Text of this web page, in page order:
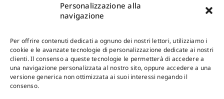
Personalizzazione alla
navigazione
Per offrire contenuti dedicati a ognuno dei nostri lettori, utilizziamo i
cookie e le avanzate tecnologie di personalizzazione dedicate ai nostri
clienti. Il consenso a queste tecnologie le permetterà di accedere a
una navigazione personalizzata al nostro sito, oppure accedere a una
versione generica non ottimizzata ai suoi interessi negando il
consenso.
Shop Gangemi Editore-Pagamenti Sicuri e anche Rateali